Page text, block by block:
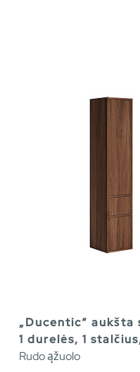
„Ducentic“ aukšta
1 durelės, 1
Rudo ąžuolo